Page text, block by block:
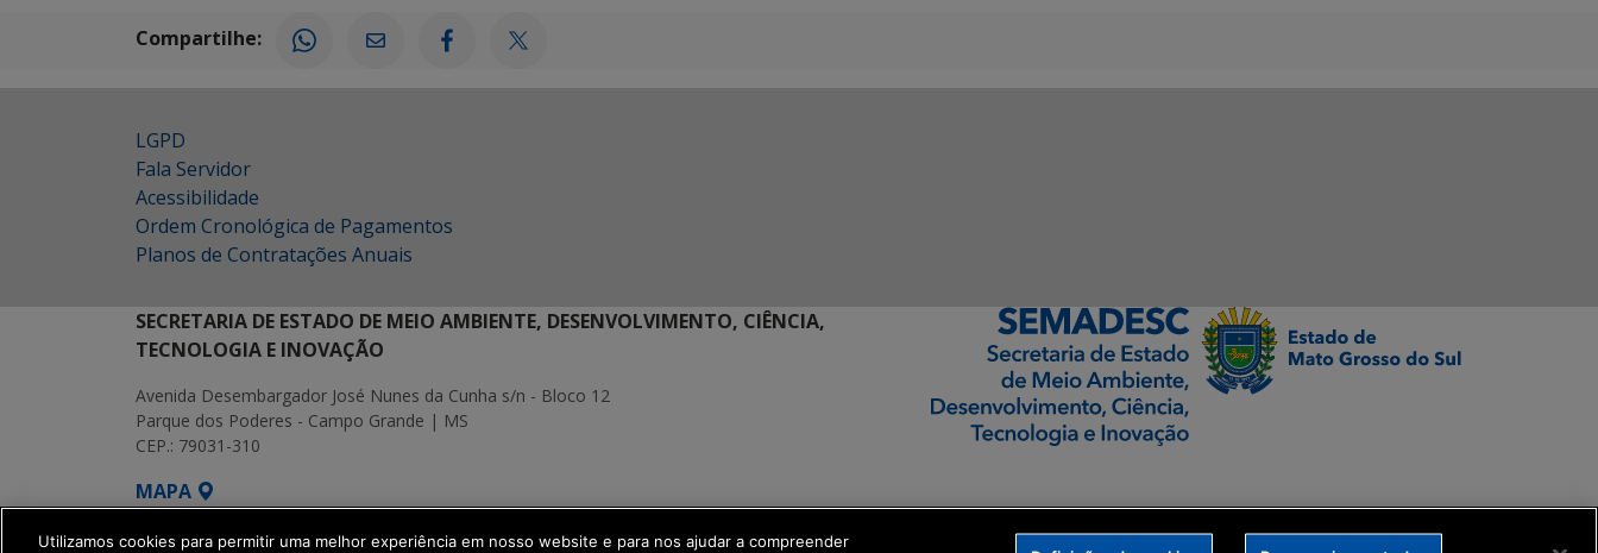
Compartilhe:
LGPD
Fala Servidor
Acessibilidade
Ordem Cronológica de Pagamentos
Planos de Contratações Anuais
SECRETARIA DE ESTADO DE MEIO AMBIENTE, DESENVOLVIMENTO, CIÊNCIA,
TECNOLOGIA E INOVAÇÃO
Avenida Desembargador José Nunes da Cunha s/n - Bloco 12
Parque dos Poderes - Campo Grande | MS
CEP.: 79031-310
MAPA
SETDIG | Secretaria-Executiva de Transformação Digital
Utilizamos cookies para permitir uma melhor experiência em nosso website e para nos ajudar a compreender